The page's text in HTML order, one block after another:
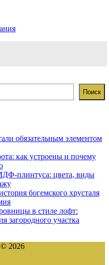
Поиск
обязательным элементом
как устроены и почему
плинтуса: цвета, виды
богемского хрусталя
в стиле лофт:
загородного участка
© 2026